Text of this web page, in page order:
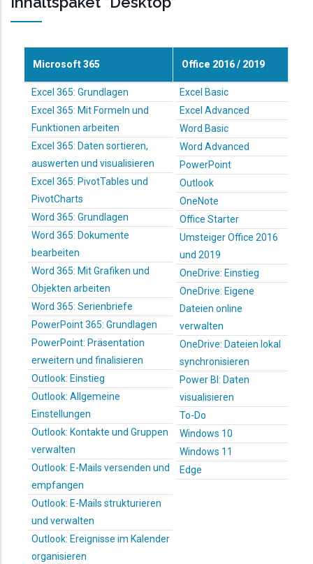
Microsoft 365 Office 2016 / 2019
Excel 365: Grundlagen
Excel 365: Mit Formeln und
Funktionen arbeiten
Excel 365: Daten sortieren,
auswerten und visualisieren
Excel 365: PivotTables und
PivotCharts
Word 365: Grundlagen
Word 365: Dokumente
bearbeiten
Word 365: Mit Grafiken und
Objekten arbeiten
Word 365: Serienbriefe
PowerPoint 365: Grundlagen
PowerPoint: Präsentation
erweitern und finalisieren
Outlook: Einstieg
Outlook: Allgemeine
Einstellungen
Outlook: Kontakte und Gruppen
verwalten
Outlook: E-Mails versenden und
empfangen
Outlook: E-Mails strukturieren
und verwalten
Outlook: Ereignisse im Kalender
organisieren
Excel Basic
Excel Advanced
Word Basic
Word Advanced
PowerPoint
Outlook
OneNote
Office Starter
Umsteiger Office 2016
und 2019
OneDrive: Einstieg
OneDrive: Eigene
Dateien online
verwalten
OneDrive: Dateien lokal
synchronisieren
Power BI: Daten
visualisieren
To-Do
Windows 10
Windows 11
Edge